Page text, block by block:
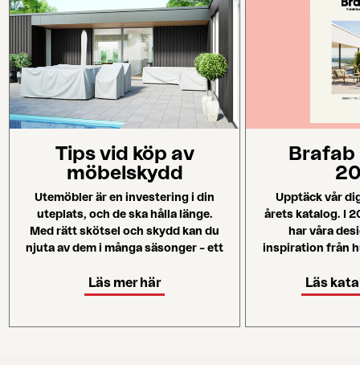
Tips vid köp av
möbelskydd
Utemöbler är en investering i din
uteplats, och de ska hålla länge.
Med rätt skötsel och skydd kan du
njuta av dem i många säsonger – ett
miljö.
Läs mer här
Brafab
Upptäck vår
årets katalog. I
har våra
inspiration från
skuggan till
aldrig
Läs